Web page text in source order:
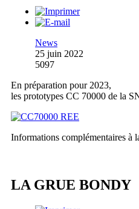
News
25 juin 2022
5097
En préparation pour 2023,
les prototypes CC 70000 de la
Informations complémentaires à
LA GRUE BONDY